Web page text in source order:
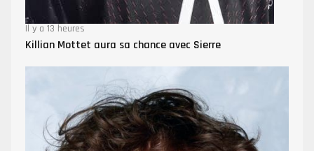
Il y a 13 heures
Killian Mottet aura sa chance avec Sierre